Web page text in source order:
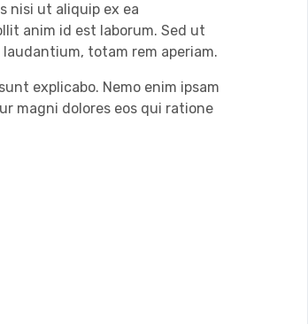
nisi ut aliquip ex ea
anim id est laborum. Sed ut
totam rem aperiam.
explicabo. Nemo enim ipsam
magni dolores eos qui ratione